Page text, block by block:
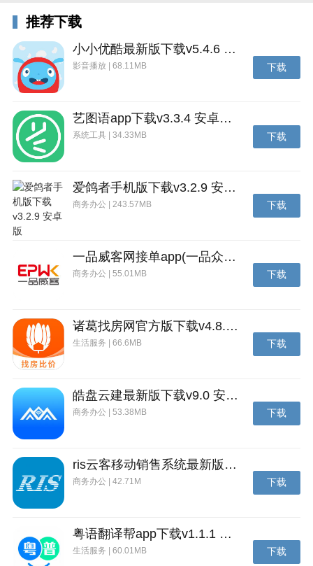
留存老客：沉淀用户数据，做好客户分层，实现精准营
销和个性化服务，帮你留住客户。
有赞零售HD应用亮点
汇集用户营销数据，为你做好客户的分层，实现个性化
服务；
app能够为你重新定义零售门店的收银方式；
专业的营销专家为不同的门店提供各自的解决方案；
求；
为你推出时下最热的营销工具和方法，提高营销的效
率；
专业的服务团队，为你提供专业的服务，解决经营问
题。
离线下支持更多营销活动
性能优化
推荐下载
小小优酷最新版下载v5.4.6 安卓官方版
影音播放 | 68.11MB 下载
艺图语app下载v3.3.4 安卓免费版
系统工具 | 34.33MB 下载
爱鸽者手机版下载v3.2.9 安卓版
商务办公 | 243.57MB 下载
一品威客网接单app(一品众包)下载v2.7.1 安卓最新版
商务办公 | 55.01MB 下载
诸葛找房网官方版下载v4.8.1.1 安卓最新版
生活服务 | 66.6MB 下载
皓盘云建最新版下载v9.0 安卓版
商务办公 | 53.38MB 下载
ris云客移动销售系统最新版下载v1.1.25 安卓手机版
商务办公 | 42.71M 下载
粤语翻译帮app下载v1.1.1 安卓版
生活服务 | 60.01MB 下载